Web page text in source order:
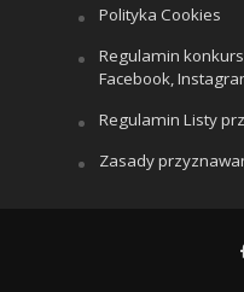
Polityka Cookies
Regulamin
Facebook,
Regulamin Listy
Zasady